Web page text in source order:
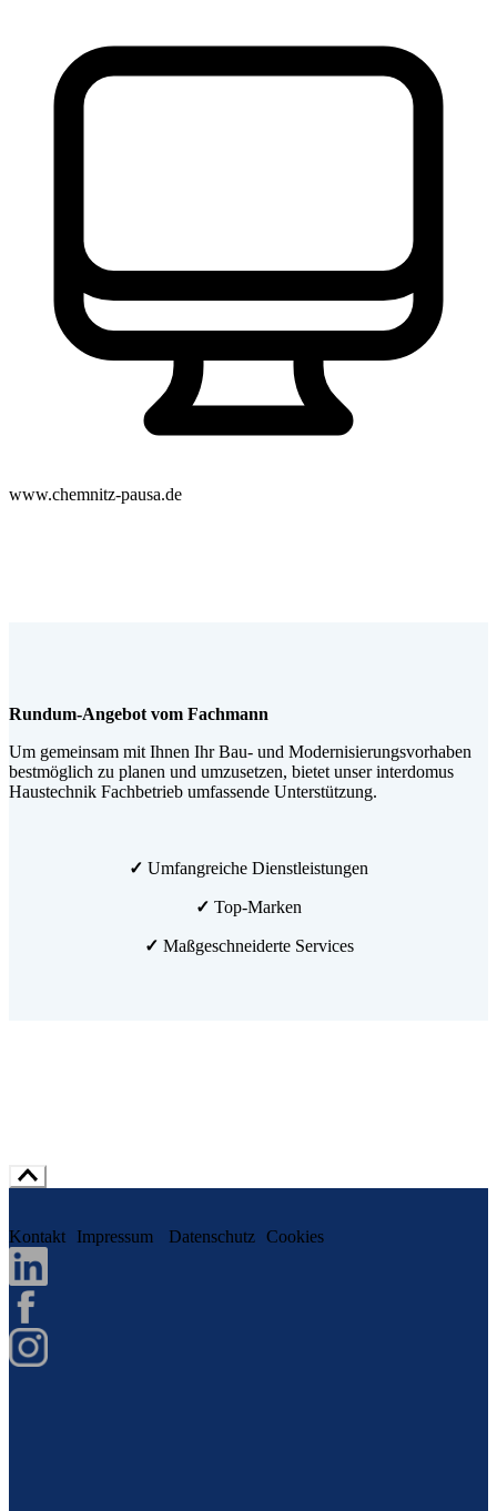
www.chemnitz-pausa.de
Rundum-Angebot vom Fachmann
Um gemeinsam mit Ihnen Ihr Bau- und Modernisierungsvorhaben
bestmöglich zu planen und umzusetzen, bietet unser interdomus
Haustechnik Fachbetrieb umfassende Unterstützung.
✓ Umfangreiche Dienstleistungen
✓ Top-Marken
✓ Maßgeschneiderte Services
Kontakt Impressum Datenschutz Cookies